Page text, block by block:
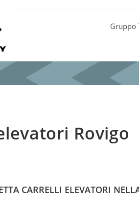
Gruppo
Rovigo
CARRELLI ELEVATORI